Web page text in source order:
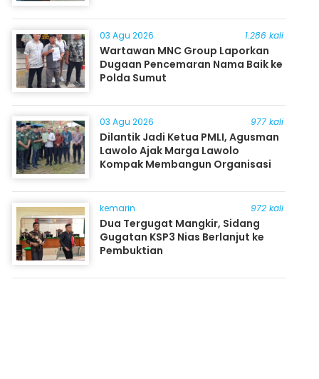
03 Agu 2026 1.286 kali
Wartawan MNC Group Laporkan
Dugaan Pencemaran Nama Baik ke
Polda Sumut
03 Agu 2026 977 kali
Dilantik Jadi Ketua PMLI, Agusman
Lawolo Ajak Marga Lawolo
Kompak Membangun Organisasi
kemarin 972 kali
Dua Tergugat Mangkir, Sidang
Gugatan KSP3 Nias Berlanjut ke
Pembuktian